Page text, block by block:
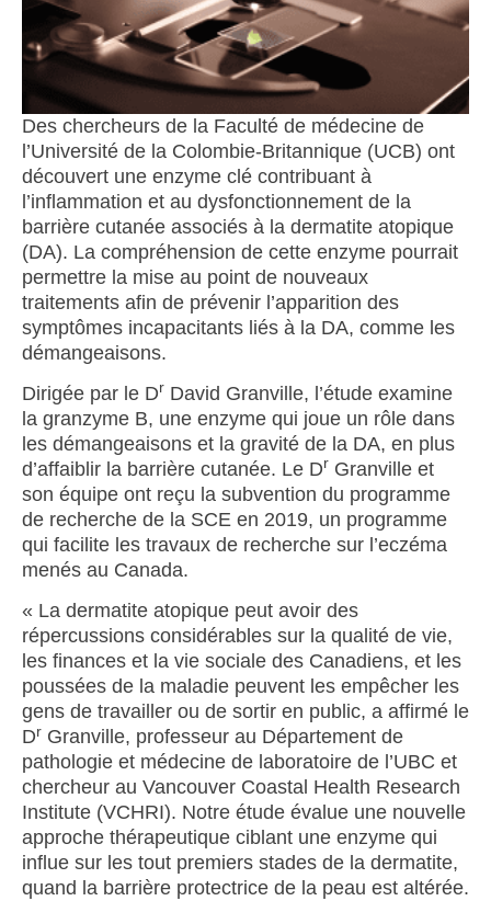
Des chercheurs de la Faculté de médecine de
l’Université de la Colombie-Britannique (UCB) ont
découvert une enzyme clé contribuant à
l’inflammation et au dysfonctionnement de la
barrière cutanée associés à la dermatite atopique
(DA). La compréhension de cette enzyme pourrait
permettre la mise au point de nouveaux
traitements afin de prévenir l’apparition des
symptômes incapacitants liés à la DA, comme les
démangeaisons.
Dirigée par le Dr David Granville, l’étude examine
la granzyme B, une enzyme qui joue un rôle dans
les démangeaisons et la gravité de la DA, en plus
d’affaiblir la barrière cutanée. Le Dr Granville et
son équipe ont reçu la subvention du programme
de recherche de la SCE en 2019, un programme
qui facilite les travaux de recherche sur l’eczéma
menés au Canada.
« La dermatite atopique peut avoir des
répercussions considérables sur la qualité de vie,
les finances et la vie sociale des Canadiens, et les
poussées de la maladie peuvent les empêcher les
gens de travailler ou de sortir en public, a affirmé le
Dr Granville, professeur au Département de
pathologie et médecine de laboratoire de l’UBC et
chercheur au Vancouver Coastal Health Research
Institute (VCHRI). Notre étude évalue une nouvelle
approche thérapeutique ciblant une enzyme qui
influe sur les tout premiers stades de la dermatite,
quand la barrière protectrice de la peau est altérée.